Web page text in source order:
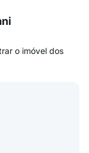
o imóvel dos